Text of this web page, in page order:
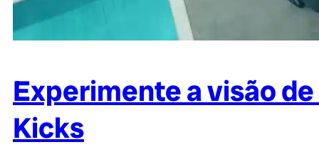
Experimente a visão
Kicks